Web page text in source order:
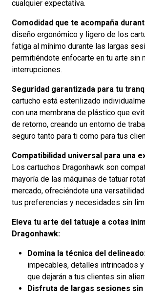
cualquier expectativa.
Comodidad que te acompaña
diseño ergonómico y ligero de los
fatiga al mínimo durante las largas
permitiéndote enfocarte en tu arte sin
interrupciones.
Seguridad garantizada para tu
cartucho está esterilizado
con una membrana de plástico que
de retorno, creando un entorno de
seguro tanto para ti como para tus
Compatibilidad universal para una
Los cartuchos Dragonhawk son
mayoría de las máquinas de tatuar
mercado, ofreciéndote una
tus preferencias y necesidades sin
Eleva tu arte del tatuaje a cotas
Dragonhawk:
Domina la técnica del
impecables, detalles intrincados
que dejarán a tus clientes sin
Disfruta de largas sesiones